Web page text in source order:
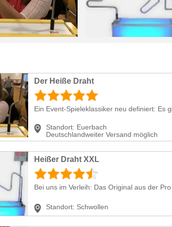
Der Heiße Draht
Ein Event-Spieleklassiker neu definiert: Es
Standort: Euerbach
Deutschlandweiter Versand möglich
Heißer Draht XXL
Bei uns im Verleih: Das Original aus der
Standort: Schwollen